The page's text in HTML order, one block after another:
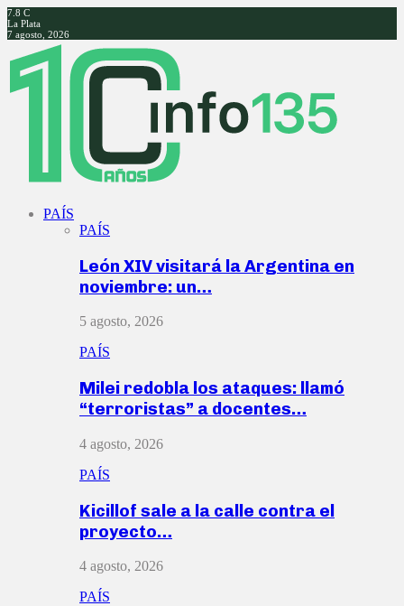
7.8 C
La Plata
7 agosto, 2026
Facebook
Twitter
Instagram
Youtube
PAÍS
PAÍS
León XIV visitará la Argentina en
noviembre: un…
5 agosto, 2026
PAÍS
Milei redobla los ataques: llamó
“terroristas” a docentes…
4 agosto, 2026
PAÍS
Kicillof sale a la calle contra el
proyecto…
4 agosto, 2026
PAÍS